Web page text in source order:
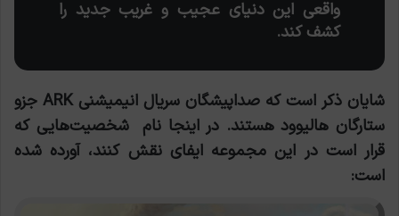
واقعی این دنیای عجیب و غریب جدید را
کشف کند.
شایان ذکر است که صداپیشگان سریال انیمیشنی ARK جزو
ستارگان هالیوود هستند. در اینجا نام شخصیت‌هایی که
قرار است در این مجموعه ایفای نقش کنند، آورده شده
است: